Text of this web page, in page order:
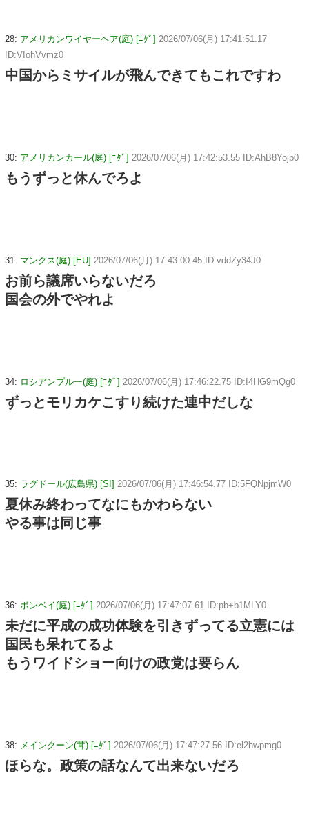
28: アメリカンワイヤーヘア(庭) [ﾆﾀﾞ] 2026/07/06(月) 17:41:51.17
ID:VIohVvmz0
中国からミサイルが飛んできてもこれですわ
30: アメリカンカール(庭) [ﾆﾀﾞ] 2026/07/06(月) 17:42:53.55 ID:AhB8Yojb0
もうずっと休んでろよ
31: マンクス(庭) [EU] 2026/07/06(月) 17:43:00.45 ID:vddZy34J0
お前ら議席いらないだろ
国会の外でやれよ
34: ロシアンブルー(庭) [ﾆﾀﾞ] 2026/07/06(月) 17:46:22.75 ID:I4HG9mQg0
ずっとモリカケこすり続けた連中だしな
35: ラグドール(広島県) [SI] 2026/07/06(月) 17:46:54.77 ID:5FQNpjmW0
夏休み終わってなにもかわらない
やる事は同じ事
36: ボンベイ(庭) [ﾆﾀﾞ] 2026/07/06(月) 17:47:07.61 ID:pb+b1MLY0
未だに平成の成功体験を引きずってる立憲には
国民も呆れてるよ
もうワイドショー向けの政党は要らん
38: メインクーン(茸) [ﾆﾀﾞ] 2026/07/06(月) 17:47:27.56 ID:el2hwpmg0
ほらな。政策の話なんて出来ないだろ